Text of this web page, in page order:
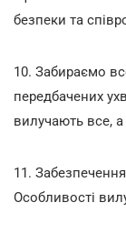
безпеки та
10. Забираємо
передбачених
вилучають все,
11.
Особливості